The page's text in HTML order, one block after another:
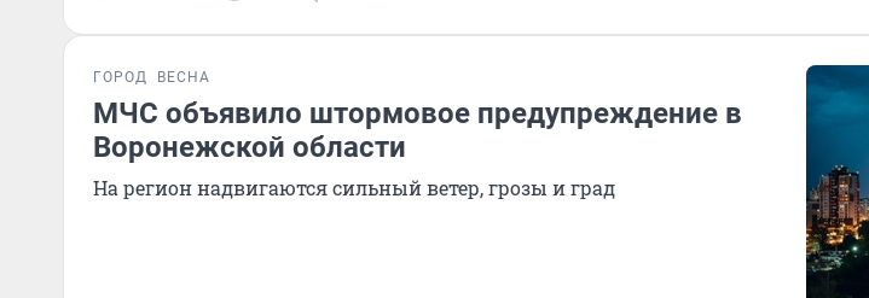
ГОРОД ВЕСНА
МЧС объявило штормовое предупреждение в
Воронежской области
На регион надвигаются сильный ветер, грозы и град